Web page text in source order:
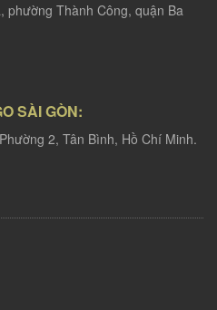
phường Thành Công, quận Ba
SÀI GÒN:
2, Tân Bình, Hồ Chí Minh.